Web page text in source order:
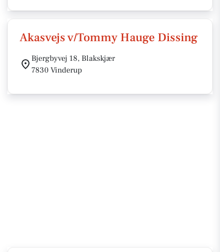
Akasvejs v/Tommy Hauge Dissing
Bjergbyvej 18, Blakskjær
7830 Vinderup